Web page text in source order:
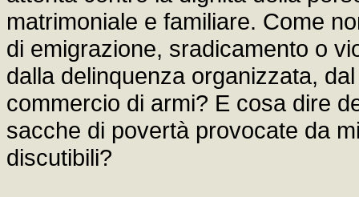
matrimoniale e familiare. Come
di emigrazione, sradicamento o
dalla delinquenza organizzata,
commercio di armi? E cosa dire
sacche di povertà provocate da
discutibili?